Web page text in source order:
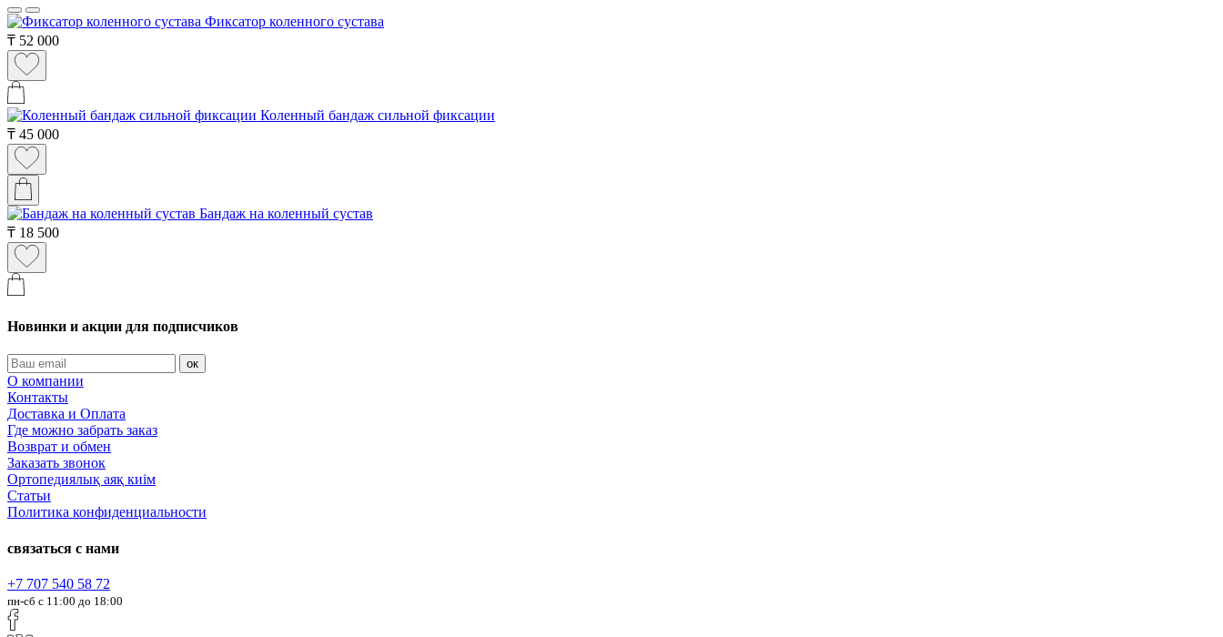
Фиксатор коленного сустава
₸ 52 000
Коленный бандаж сильной фиксации
₸ 45 000
Бандаж на коленный сустав
₸ 18 500
Новинки и акции для подписчиков
ок
О компании
Контакты
Доставка и Оплата
Где можно забрать заказ
Возврат и обмен
Заказать звонок
Ортопедиялық аяқ киім
Статьи
Политика конфиденциальности
связаться с нами
+7 707 540 58 72
пн-сб с 11:00 до 18:00